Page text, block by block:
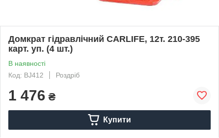
Домкрат гідравлічний CARLIFE, 12т. 210-395
карт. уп. (4 шт.)
В наявності
Код: BJ412
Роздріб
1 476 ₴
Купити